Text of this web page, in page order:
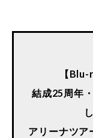
【
結成25周年
アリーナツア